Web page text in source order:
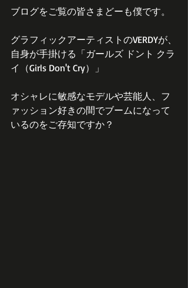
ブログをご覧の皆さまどーも僕です。
グラフィックアーティストのVERDYが、
自身が手掛ける「ガールズ ドント クラ
イ（Girls Don't Cry）」
オシャレに敏感なモデルや芸能人、フ
ァッション好きの間でブームになって
いるのをご存知ですか？